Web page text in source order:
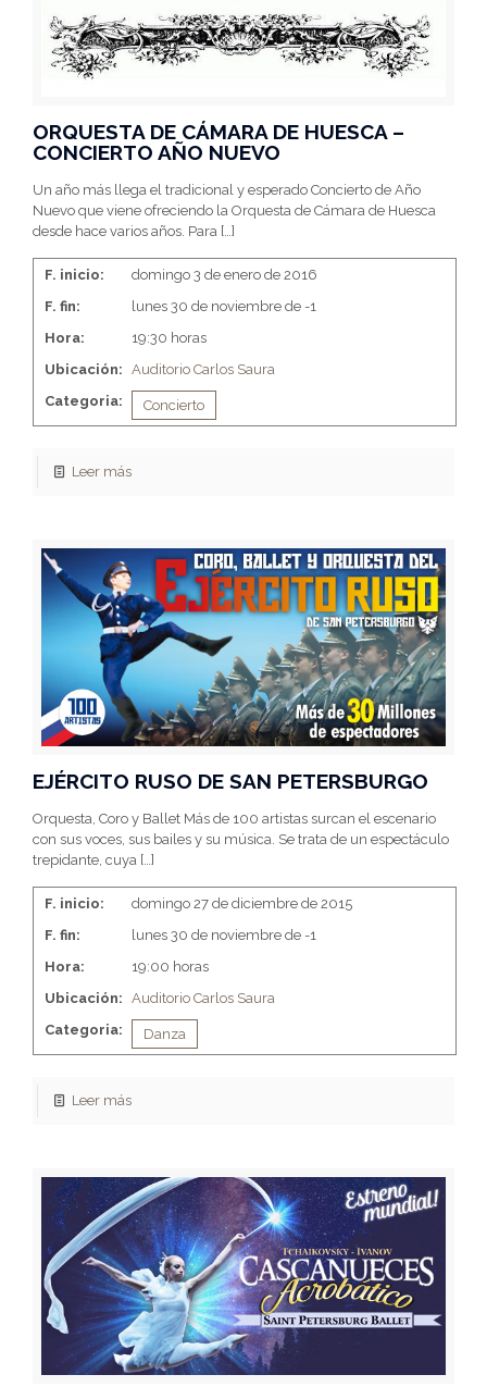
ORQUESTA DE CÁMARA DE HUESCA –
CONCIERTO AÑO NUEVO
Un año más llega el tradicional y esperado Concierto de Año
Nuevo que viene ofreciendo la Orquesta de Cámara de Huesca
desde hace varios años. Para […]
F. inicio:
domingo 3 de enero de 2016
F. fin:
lunes 30 de noviembre de -1
Hora:
19:30 horas
Ubicación: Auditorio Carlos Saura
Categoria:
Concierto
Leer más
EJÉRCITO RUSO DE SAN PETERSBURGO
Orquesta, Coro y Ballet Más de 100 artistas surcan el escenario
con sus voces, sus bailes y su música. Se trata de un espectáculo
trepidante, cuya […]
F. inicio:
domingo 27 de diciembre de 2015
F. fin:
lunes 30 de noviembre de -1
Hora:
19:00 horas
Ubicación: Auditorio Carlos Saura
Categoria:
Danza
Leer más